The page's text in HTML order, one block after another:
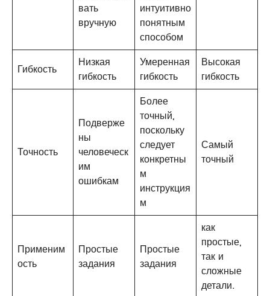
вать
вручную
интуитивно
понятным
способом
Гибкость
Низкая
гибкость
Умеренная
гибкость
Высокая
гибкость
Точность
Подверже
ны
человеческ
им
ошибкам
Более
точный,
поскольку
следует
конкретны
м
инструкция
м
Самый
точный
Применим
ость
Простые
задания
Простые
задания
как
простые,
так и
сложные
детали.